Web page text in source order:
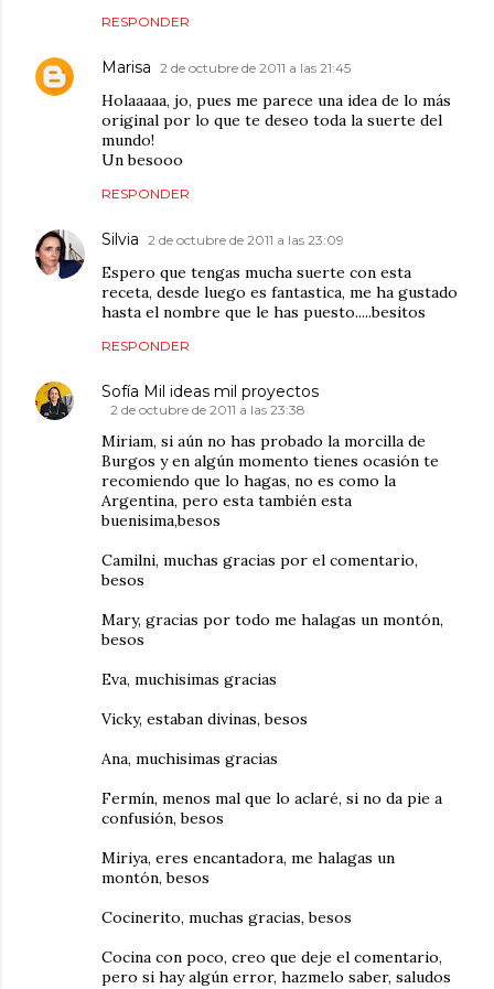
RESPONDER
Marisa 2 de octubre de 2011 a las 21:45
Holaaaaa, jo, pues me parece una idea de lo más
original por lo que te deseo toda la suerte del
mundo!
Un besooo
RESPONDER
Silvia 2 de octubre de 2011 a las 23:09
Espero que tengas mucha suerte con esta
receta, desde luego es fantastica, me ha gustado
hasta el nombre que le has puesto.....besitos
RESPONDER
Sofía Mil ideas mil proyectos
2 de octubre de 2011 a las 23:38
Miriam, si aún no has probado la morcilla de
Burgos y en algún momento tienes ocasión te
recomiendo que lo hagas, no es como la
Argentina, pero esta también esta
buenisima,besos
Camilni, muchas gracias por el comentario,
besos
Mary, gracias por todo me halagas un montón,
besos
Eva, muchisimas gracias
Vicky, estaban divinas, besos
Ana, muchisimas gracias
Fermín, menos mal que lo aclaré, si no da pie a
confusión, besos
Miriya, eres encantadora, me halagas un
montón, besos
Cocinerito, muchas gracias, besos
Cocina con poco, creo que deje el comentario,
pero si hay algún error, hazmelo saber, saludos